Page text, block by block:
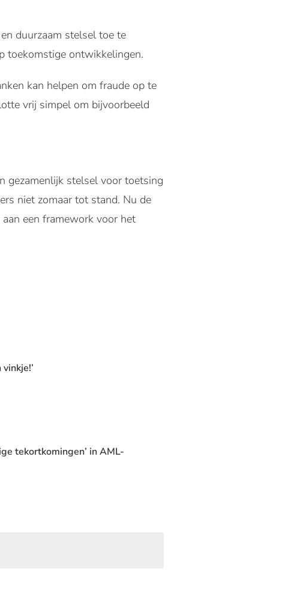
duurzaam stelsel toe te
toekomstige ontwikkelingen.
kan helpen om fraude op te
vrij simpel om bijvoorbeeld
gezamenlijk stelsel voor toetsing
niet zomaar tot stand. Nu de
een framework voor het
tekortkomingen’ in AML-